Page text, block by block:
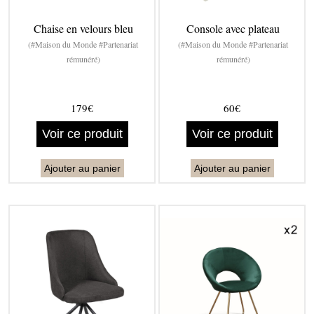
Chaise en velours bleu
(#Maison du Monde #Partenariat
rémunéré)
179€
Voir ce produit
Ajouter au panier
Console avec plateau
(#Maison du Monde #Partenariat
rémunéré)
60€
Voir ce produit
Ajouter au panier